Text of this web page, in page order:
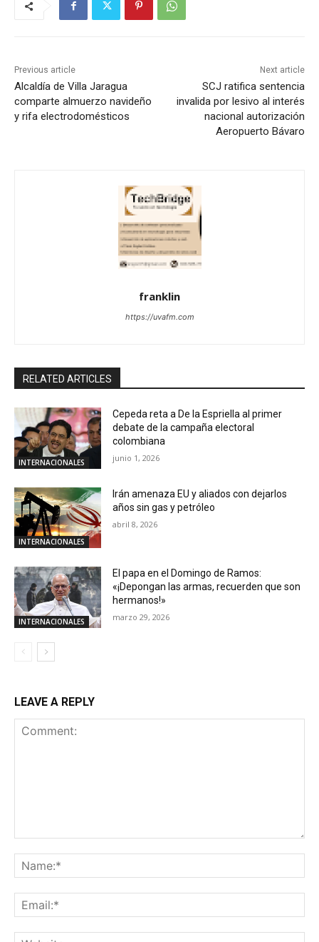
Previous article
Alcaldía de Villa Jaragua
comparte almuerzo navideño
y rifa electrodomésticos
Next article
SCJ ratifica sentencia
invalida por lesivo al interés
nacional autorización
Aeropuerto Bávaro
franklin
https://uvafm.com
RELATED ARTICLES
INTERNACIONALES
Cepeda reta a De la Espriella al primer
debate de la campaña electoral
colombiana
junio 1, 2026
INTERNACIONALES
Irán amenaza EU y aliados con dejarlos
años sin gas y petróleo
abril 8, 2026
INTERNACIONALES
El papa en el Domingo de Ramos:
«¡Depongan las armas, recuerden que son
hermanos!»
marzo 29, 2026
LEAVE A REPLY